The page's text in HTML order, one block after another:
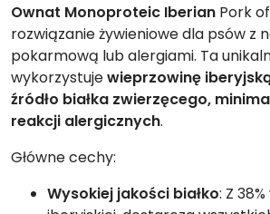
Ownat Monoproteic Iberian Pork
rozwiązanie żywieniowe dla psów z
pokarmową lub alergiami. Ta
wykorzystujewieprzowinę
źródło białka zwierzęcego,
reakcji alergicznych.
Główne cechy:
Wysokiej jakości białko: Z